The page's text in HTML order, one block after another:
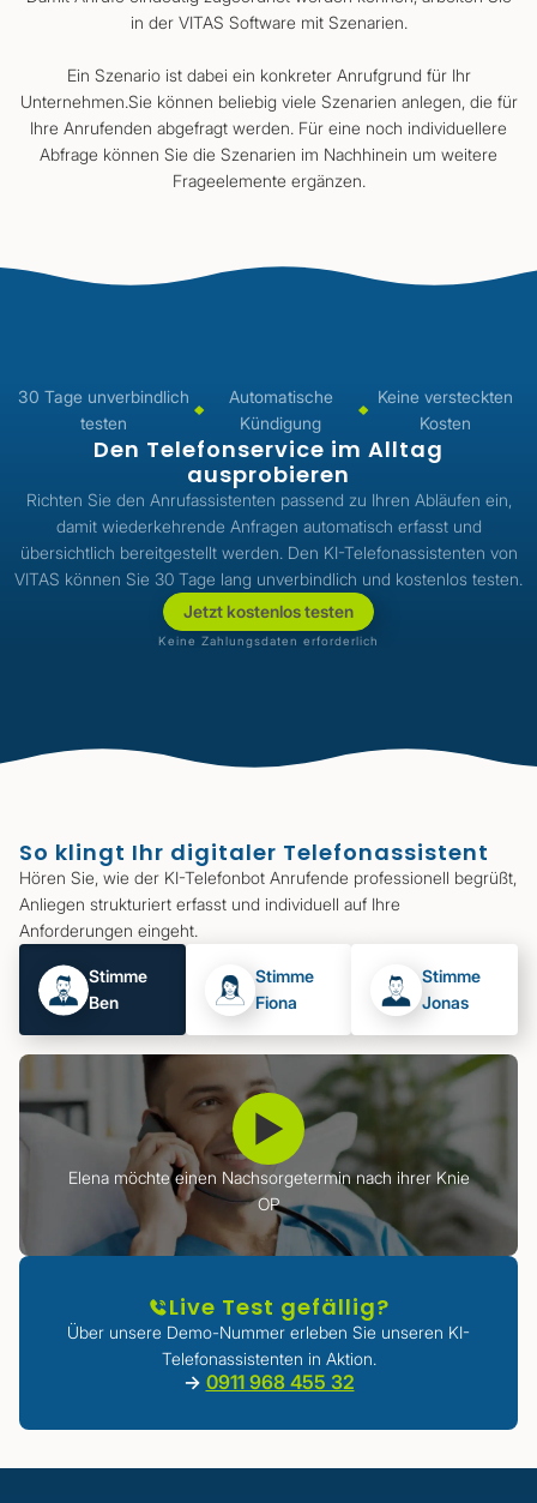
in der VITAS Software mit Szenarien.
Ein Szenario ist dabei ein konkreter Anrufgrund für Ihr
Unternehmen.Sie können beliebig viele Szenarien anlegen, die für
Ihre Anrufenden abgefragt werden. Für eine noch individuellere
Abfrage können Sie die Szenarien im Nachhinein um weitere
Frageelemente ergänzen.
30 Tage unverbindlich
testen
Automatische
Kündigung
Keine versteckten
Kosten
Den Telefonservice im Alltag
ausprobieren
Richten Sie den Anrufassistenten passend zu Ihren Abläufen ein,
damit wiederkehrende Anfragen automatisch erfasst und
übersichtlich bereitgestellt werden. Den KI-Telefonassistenten von
VITAS können Sie 30 Tage lang unverbindlich und kostenlos testen.
Jetzt kostenlos testen
Keine Zahlungsdaten erforderlich
So klingt Ihr digitaler Telefonassistent
Hören Sie, wie der KI-Telefonbot Anrufende professionell begrüßt,
Anliegen strukturiert erfasst und individuell auf Ihre
Anforderungen eingeht.
Stimme
Ben
Stimme
Fiona
Stimme
Jonas
▶
Elena möchte einen Nachsorgetermin nach ihrer Knie
OP
Live Test gefällig?
Über unsere Demo-Nummer erleben Sie unseren KI-
Telefonassistenten in Aktion.
-> 0911 968 455 32